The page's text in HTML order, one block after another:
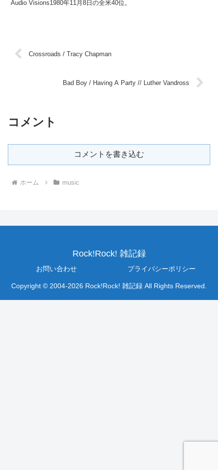
Audio Visions1980年11月8日の全米40位。
Crossroads / Tracy Chapman
Bad Boy / Having A Party // Luther Vandross
コメント
コメントを書き込む
ホーム music
Rock!Rock! 雑記録
お問い合わせ プライバシーポリシー
Copyright © 2004-2026 Rock!Rock! 雑記録 All Rights Reserved.